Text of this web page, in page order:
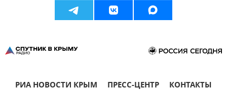
РИА НОВОСТИ КРЫМ ПРЕСС-ЦЕНТР КОНТАКТЫ